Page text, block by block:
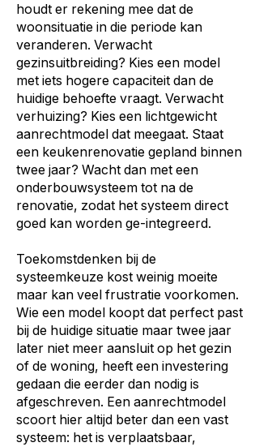
houdt er rekening mee dat de
woonsituatie in die periode kan
veranderen. Verwacht
gezinsuitbreiding? Kies een model
met iets hogere capaciteit dan de
huidige behoefte vraagt. Verwacht
verhuizing? Kies een lichtgewicht
aanrechtmodel dat meegaat. Staat
een keukenrenovatie gepland binnen
twee jaar? Wacht dan met een
onderbouwsysteem tot na de
renovatie, zodat het systeem direct
goed kan worden ge-integreerd.
Toekomstdenken bij de
systeemkeuze kost weinig moeite
maar kan veel frustratie voorkomen.
Wie een model koopt dat perfect past
bij de huidige situatie maar twee jaar
later niet meer aansluit op het gezin
of de woning, heeft een investering
gedaan die eerder dan nodig is
afgeschreven. Een aanrechtmodel
scoort hier altijd beter dan een vast
systeem: het is verplaatsbaar,